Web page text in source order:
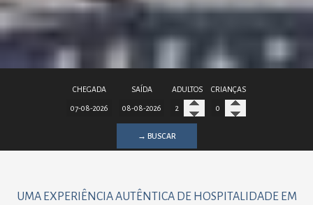
CHEGADA SAÍDA ADULTOS CRIANÇAS
→ BUSCAR
UMA EXPERIÊNCIA AUTÊNTICA DE HOSPITALIDADE EM